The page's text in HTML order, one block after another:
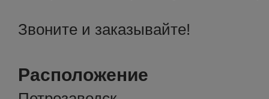
Звоните и заказывайте!
Расположение